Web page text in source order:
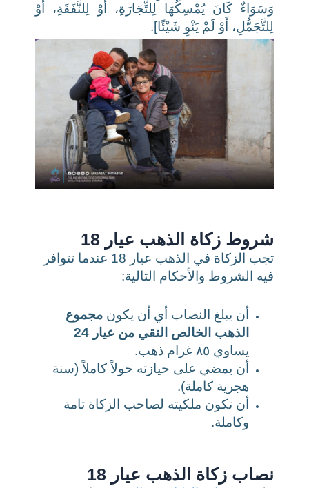
وَسَوَاءٌ كَانَ يُمْسِكُهَا لِلتِّجَارَةِ، أَوْ لِلنَّفَقَةِ، أَوْ
لِلتَّجَمُّلِ، أَوْ لَمْ يَنْوِ شَيْئًا].
شروط زكاة الذهب عيار 18
تجب الزكاة في الذهب عيار 18 عندما تتوافر
فيه الشروط والأحكام التالية:
أن يبلغ النصاب أي أن يكون مجموع
الذهب الخالص النقي من عيار 24
يساوي ٨٥ غرام ذهب.
أن يمضي على حيازته حولاً كاملاً (سنة
هجرية كاملة).
أن تكون ملكيته لصاحب الزكاة تامة
وكاملة.
نصاب زكاة الذهب عيار 18